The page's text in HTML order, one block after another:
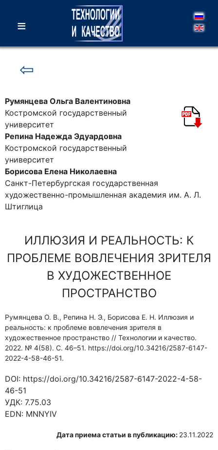
≡
⇦
Румянцева Ольга Валентиновна
Костромской государственный
университет
Репина Надежда Эдуардовна
Костромской государственный
университет
Борисова Елена Николаевна
Санкт-Петербургская государственная
художественно-промышленная академия им. А. Л.
Штиглица
ИЛЛЮЗИЯ И РЕАЛЬНОСТЬ: К
ПРОБЛЕМЕ ВОВЛЕЧЕНИЯ ЗРИТЕЛЯ
В ХУДОЖЕСТВЕННОЕ
ПРОСТРАНСТВО
Румянцева О. В., Репина Н. Э., Борисова Е. Н. Иллюзия и
реальность: к проблеме вовлечения зрителя в
художественное пространство // Технологии и качество.
2022. № 4(58). С. 46–51. https://doi.org/10.34216/2587-6147-
2022-4-58-46-51.
DOI: https://doi.org/10.34216/2587-6147-2022-4-58-
46-51
УДК: 7.75.03
EDN: MNNYIV
Дата приема статьи в публикацию: 23.11.2022